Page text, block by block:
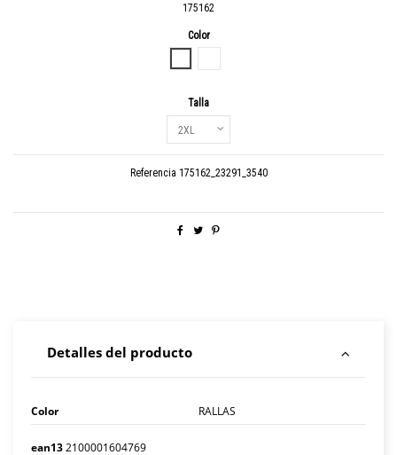
175162
Color
Talla
Referencia 175162_23291_3540
Detalles del producto
Color RALLAS
ean132100001604769